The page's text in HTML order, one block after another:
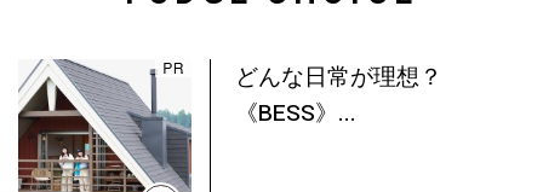
どんな日常が理想？
《BESS》...